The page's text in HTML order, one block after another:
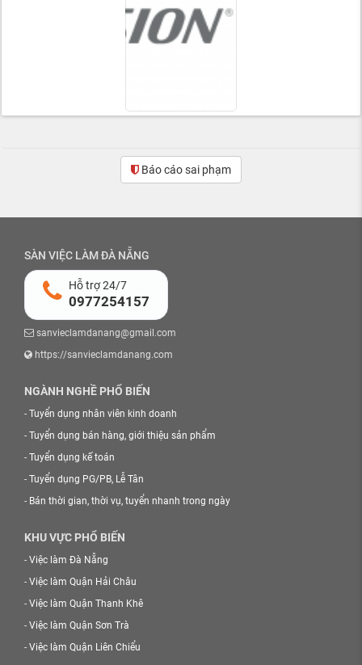
Báo cáo sai phạm(0)
SÀN VIỆC LÀM ĐÀ NẴNG
Hỗ trợ 24/7
0977254157
sanvieclamdanang@gmail.com
https://sanvieclamdanang.com
NGÀNH NGHỀ PHỔ BIẾN
- Tuyển dụng nhân viên kinh doanh
- Tuyển dụng bán hàng, giới thiệu sản phẩm
- Tuyển dụng kế toán
- Tuyển dụng PG/PB, Lễ Tân
- Bán thời gian, thời vụ, tuyển nhanh trong ngày
KHU VỰC PHỔ BIẾN
- Việc làm Đà Nẵng
- Việc làm Quận Hải Châu
- Việc làm Quận Thanh Khê
- Việc làm Quận Sơn Trà
- Việc làm Quận Liên Chiểu